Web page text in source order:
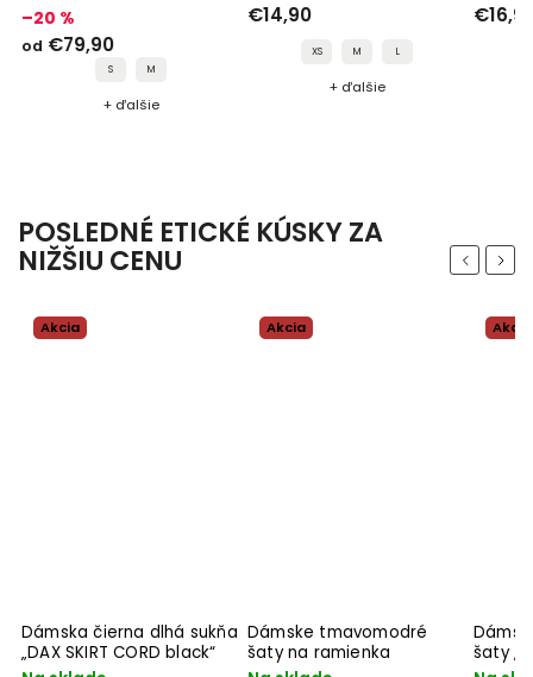
–20 %
od €79,90
S M
+ ďalšie
€14,90
XS M L
+ ďalšie
POSLEDNÉ ETICKÉ KÚSKY ZA
NIŽŠIU CENU Previous
Akcia
Dámska čierna dlhá sukňa
„DAX SKIRT CORD black“
Akcia
Dámske tmavomodré
šaty na ramienka
"SADHANA dark blue"
Akcia
šaty
Next